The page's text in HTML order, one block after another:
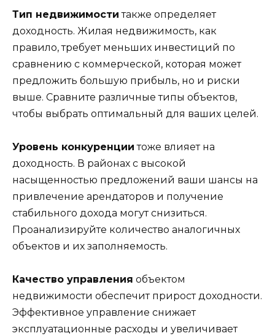
Тип недвижимости также определяет
доходность. Жилая недвижимость, как
правило, требует меньших инвестиций по
сравнению с коммерческой, которая может
предложить большую прибыль, но и риски
выше. Сравните различные типы объектов,
чтобы выбрать оптимальный для ваших целей.
Уровень конкуренции тоже влияет на
доходность. В районах с высокой
насыщенностью предложений ваши шансы на
привлечение арендаторов и получение
стабильного дохода могут снизиться.
Проанализируйте количество аналогичных
объектов и их заполняемость.
Качество управления объектом
недвижимости обеспечит прирост доходности.
Эффективное управление снижает
эксплуатационные расходы и увеличивает